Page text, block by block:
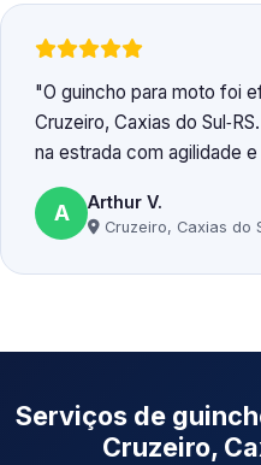
O guincho para moto foi
Cruzeiro, Caxias do
na estrada com agilidade
A Arthur V.
Cruzeiro, Caxias do
Serviços de
Cruzeiro,